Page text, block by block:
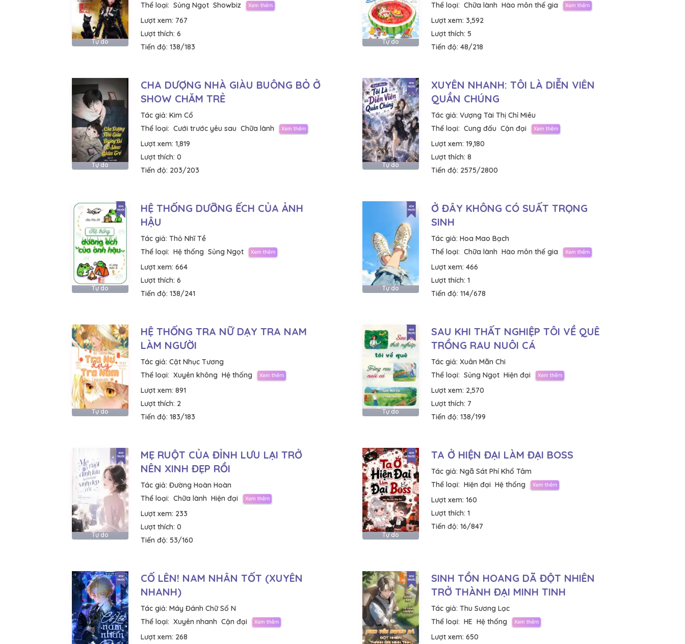
Tự do
Thể loại: Sủng Ngọt Showbiz
Lượt xem: 767
Lượt thích: 6
Tiến độ: 138/183
Tự do
Thể loại: Chữa lành Hào môn thế gia
Lượt xem: 3,592
Lượt thích: 5
Tiến độ: 48/218
Tự do
CHA DƯỢNG NHÀ GIÀU BUÔNG BỎ Ở
SHOW CHĂM TRẺ
Tác giả: Kim Cổ
Thể loại: Cưới trước yêu sau Chữa lành
Lượt xem: 1,819
Lượt thích: 0
Tiến độ: 203/203
Tự do
XUYÊN NHANH: TÔI LÀ DIỄN VIÊN
QUẦN CHÚNG
Tác giả: Vượng Tài Thị Chỉ Miêu
Thể loại: Cung đấu Cận đại
Lượt xem: 19,180
Lượt thích: 8
Tiến độ: 2575/2800
Tự do
HỆ THỐNG DƯỠNG ẾCH CỦA ẢNH
HẬU
Tác giả: Thỏ Nhĩ Tề
Thể loại: Hệ thống Sủng Ngọt
Lượt xem: 664
Lượt thích: 6
Tiến độ: 138/241
Tự do
Ở ĐÂY KHÔNG CÓ SUẤT TRỌNG
SINH
Tác giả: Hoa Mao Bạch
Thể loại: Chữa lành Hào môn thế gia
Lượt xem: 466
Lượt thích: 1
Tiến độ: 114/678
Tự do
HỆ THỐNG TRA NỮ DẠY TRA NAM
LÀM NGƯỜI
Tác giả: Cật Nhục Tương
Thể loại: Xuyên không Hệ thống
Lượt xem: 891
Lượt thích: 2
Tiến độ: 183/183
Tự do
SAU KHI THẤT NGHIỆP TÔI VỀ QUÊ
TRỒNG RAU NUÔI CÁ
Tác giả: Xuân Mãn Chi
Thể loại: Sủng Ngọt Hiện đại
Lượt xem: 2,570
Lượt thích: 7
Tiến độ: 138/199
Tự do
MẸ RUỘT CỦA ĐỈNH LƯU LẠI TRỞ
NÊN XINH ĐẸP RỒI
Tác giả: Đường Hoàn Hoàn
Thể loại: Chữa lành Hiện đại
Lượt xem: 233
Lượt thích: 0
Tiến độ: 53/160
Tự do
TA Ở HIỆN ĐẠI LÀM ĐẠI BOSS
Tác giả: Ngã Sát Phí Khổ Tâm
Thể loại: Hiện đại Hệ thống
Lượt xem: 160
Lượt thích: 1
Tiến độ: 16/847
CỐ LÊN! NAM NHÂN TỐT (XUYÊN
NHANH)
Tác giả: Máy Đánh Chữ Số N
Thể loại: Xuyên nhanh Cận đại
Lượt xem: 268
SINH TỒN HOANG DÃ ĐỘT NHIÊN
TRỞ THÀNH ĐẠI MINH TINH
Tác giả: Thu Sương Lạc
Thể loại: HE Hệ thống
Lượt xem: 650